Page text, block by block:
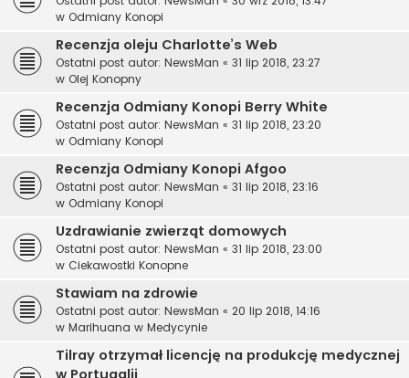
w Odmiany Konopi
Recenzja oleju Charlotte’s Web
Ostatni post autor: NewsMan « 31 lip 2018, 23:27
w Olej Konopny
Recenzja Odmiany Konopi Berry White
Ostatni post autor: NewsMan « 31 lip 2018, 23:20
w Odmiany Konopi
Recenzja Odmiany Konopi Afgoo
Ostatni post autor: NewsMan « 31 lip 2018, 23:16
w Odmiany Konopi
Uzdrawianie zwierząt domowych
Ostatni post autor: NewsMan « 31 lip 2018, 23:00
w Ciekawostki Konopne
Stawiam na zdrowie
Ostatni post autor: NewsMan « 20 lip 2018, 14:16
w Marihuana w Medycynie
Tilray otrzymał licencję na produkcję medycznej
w Portugalii